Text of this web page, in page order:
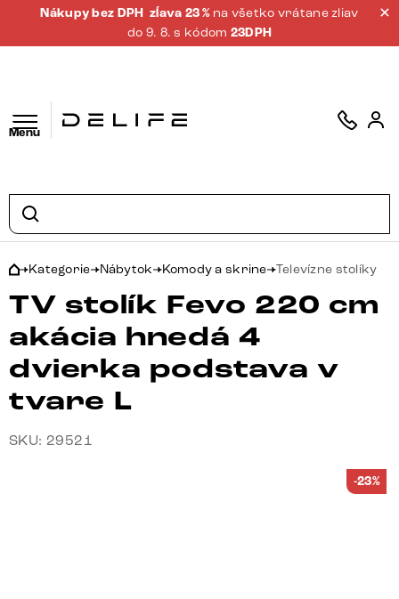
Nákupy bez DPH zĺava 23 % na všetko vrátane zliav
do 9. 8. s kódom 23DPH
Menu
Kategorie Nábytok Komody a skrine Televízne stolíky
TV stolík Fevo 220 cm
akácia hnedá 4
dvierka podstava v
tvare L
SKU: 29521
-23%